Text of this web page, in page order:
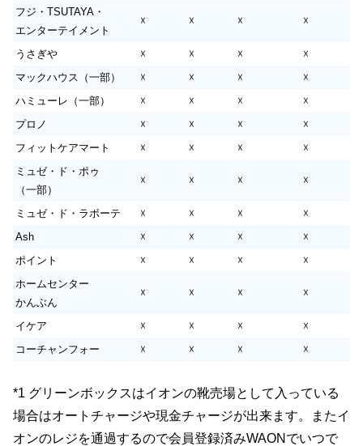
フジ・TSUTAYA・
エンターテイメント
☓ ☓ ☓ ☓
うさぎや ☓ ☓ ☓
☓
マックハウス（一部）
☓ ☓ ☓
☓
ハミューレ（一部）
☓ ☓ ☓
☓
プロノ
☓ ☓ ☓
☓
フィットケアマート
☓ ☓ ☓
☓
ミュゼ・ド・ポゥ
（一部）
☓ ☓ ☓ ☓
ミュゼ・ド・ラボーテ ☓ ☓ ☓
☓
Ash
☓ ☓ ☓
☓
ポイント
☓ ☓ ☓
☓
ホームセンター
かんぶん
☓ ☓ ☓ ☓
イケア ☓ ☓ ☓
☓
コーチャンフォー
☓ ☓ ☓ ☓
*1 グリーンボックスはイオンの靴売場として入っている
場合はオートチャージや現金チャージが出来ます。またイ
オンのレジを通過するので会員登録済みWAONでいつで